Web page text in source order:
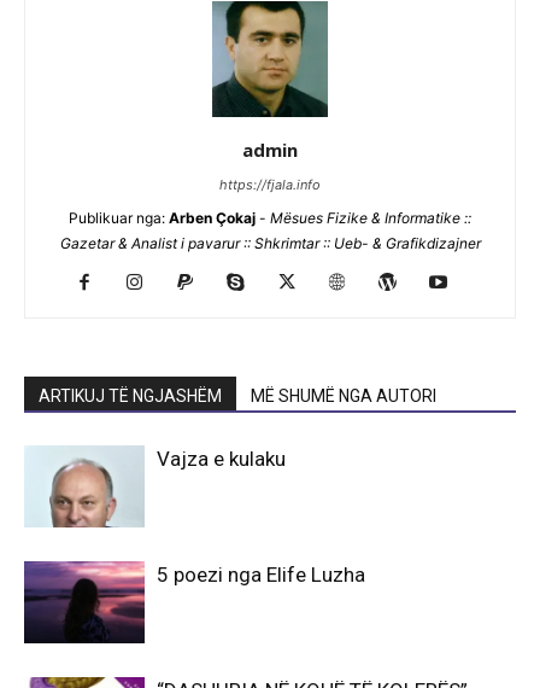
admin
https://fjala.info
Publikuar nga: Arben Çokaj - Mësues Fizike & Informatike ::
Gazetar & Analist i pavarur :: Shkrimtar :: Ueb- & Grafikdizajner
ARTIKUJ TË NGJASHËM MË SHUMË NGA AUTORI
Vajza e kulaku
5 poezi nga Elife Luzha